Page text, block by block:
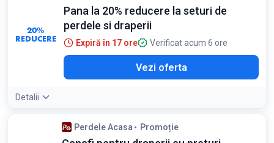
20%
REDUCERE
Pana la 20% reducere la seturi de
perdele si draperii
Expiră în 17 ore Verificat acum 6 ore
Vezi oferta
Detalii
Perdele Acasa Promoție